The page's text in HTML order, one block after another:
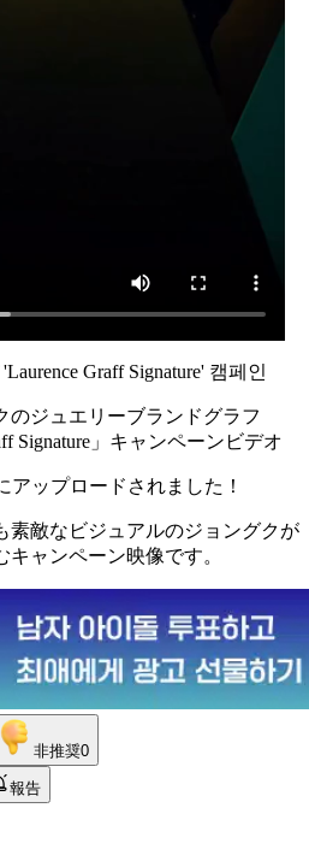
のジュエリーブランドグラフ
Signature」キャンペーンビデオ
アップロードされました！
素敵なビジュアルのジョングクが
ャンペーン映像です。
非推奨0
報告